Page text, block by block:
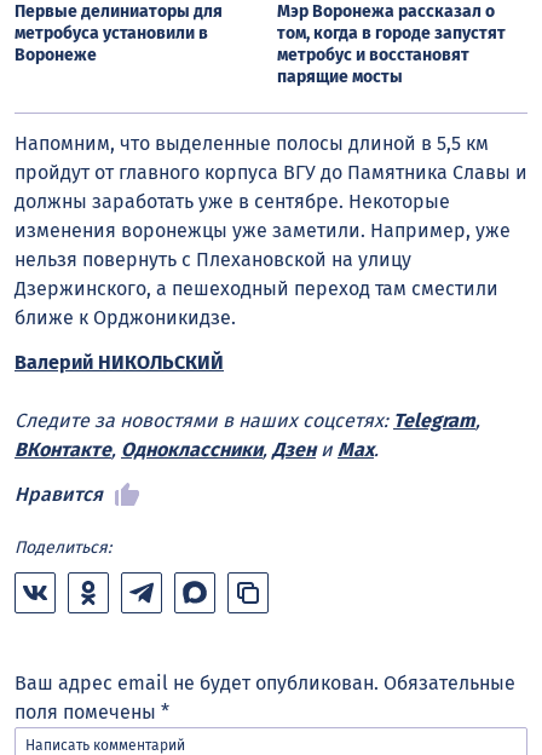
Первые делиниаторы для
метробуса установили в
Воронеже
Мэр Воронежа рассказал о
том, когда в городе запустят
метробус и восстановят
парящие мосты
Напомним, что выделенные полосы длиной в 5,5 км
пройдут от главного корпуса ВГУ до Памятника Славы и
должны заработать уже в сентябре. Некоторые
изменения воронежцы уже заметили. Например, уже
нельзя повернуть с Плехановской на улицу
Дзержинского, а пешеходный переход там сместили
ближе к Орджоникидзе.
Валерий НИКОЛЬСКИЙ
Следите за новостями в наших соцсетях: Telegram,
ВКонтакте, Одноклассники, Дзени Max.
Нравится
Поделиться:
Ваш адрес email не будет опубликован. Обязательные
поля помечены *